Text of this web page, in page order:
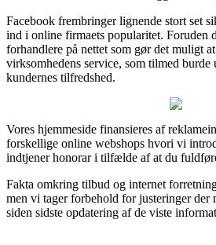
Facebook frembringer lignende stort set
ind i online firmaets popularitet. Foruden
forhandlere på nettet som gør det muligt
virksomhedens service, som tilmed
kundernes tilfredshed.
Vores hjemmeside finansieres af
forskellige online webshops hvori vi
indtjener honorar i tilfælde af at du
Fakta omkring tilbud og internet
men vi tager forbehold for justeringer der
siden sidste opdatering af de viste